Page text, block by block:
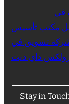
في
مكتب تأسيس
تسويق في
رولكس داي ديت
Stay in